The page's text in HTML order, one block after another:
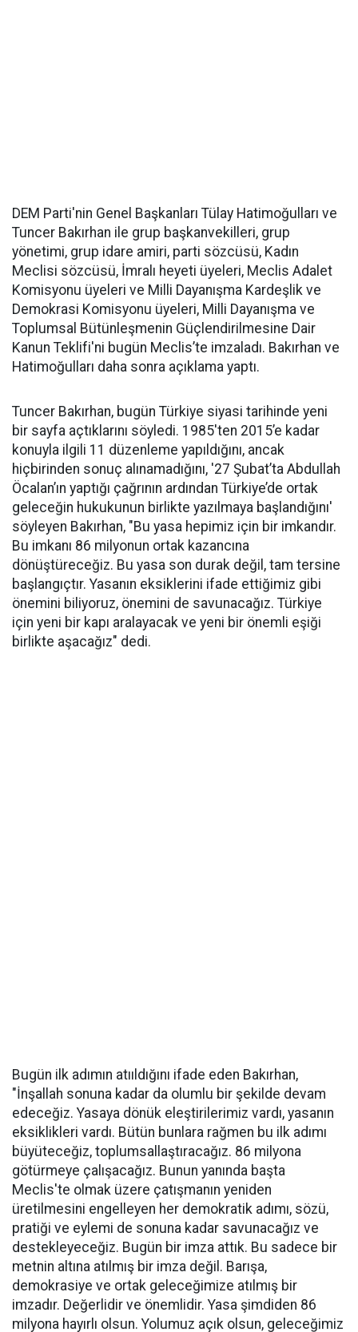
DEM Parti'nin Genel Başkanları Tülay Hatimoğulları ve
Tuncer Bakırhan ile grup başkanvekilleri, grup
yönetimi, grup idare amiri, parti sözcüsü, Kadın
Meclisi sözcüsü, İmralı heyeti üyeleri, Meclis Adalet
Komisyonu üyeleri ve Milli Dayanışma Kardeşlik ve
Demokrasi Komisyonu üyeleri, Milli Dayanışma ve
Toplumsal Bütünleşmenin Güçlendirilmesine Dair
Kanun Teklifi'ni bugün Meclis’te imzaladı. Bakırhan ve
Hatimoğulları daha sonra açıklama yaptı.
Tuncer Bakırhan, bugün Türkiye siyasi tarihinde yeni
bir sayfa açtıklarını söyledi. 1985'ten 2015’e kadar
konuyla ilgili 11 düzenleme yapıldığını, ancak
hiçbirinden sonuç alınamadığını, '27 Şubat’ta Abdullah
Öcalan’ın yaptığı çağrının ardından Türkiye’de ortak
geleceğin hukukunun birlikte yazılmaya başlandığını'
söyleyen Bakırhan, "Bu yasa hepimiz için bir imkandır.
Bu imkanı 86 milyonun ortak kazancına
dönüştüreceğiz. Bu yasa son durak değil, tam tersine
başlangıçtır. Yasanın eksiklerini ifade ettiğimiz gibi
önemini biliyoruz, önemini de savunacağız. Türkiye
için yeni bir kapı aralayacak ve yeni bir önemli eşiği
birlikte aşacağız" dedi.
Bugün ilk adımın atııldığını ifade eden Bakırhan,
"İnşallah sonuna kadar da olumlu bir şekilde devam
edeceğiz. Yasaya dönük eleştirilerimiz vardı, yasanın
eksiklikleri vardı. Bütün bunlara rağmen bu ilk adımı
büyüteceğiz, toplumsallaştıracağız. 86 milyona
götürmeye çalışacağız. Bunun yanında başta
Meclis'te olmak üzere çatışmanın yeniden
üretilmesini engelleyen her demokratik adımı, sözü,
pratiği ve eylemi de sonuna kadar savunacağız ve
destekleyeceğiz. Bugün bir imza attık. Bu sadece bir
metnin altına atılmış bir imza değil. Barışa,
demokrasiye ve ortak geleceğimize atılmış bir
imzadır. Değerlidir ve önemlidir. Yasa şimdiden 86
milyona hayırlı olsun. Yolumuz açık olsun, geleceğimiz